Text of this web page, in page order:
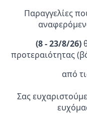
Παραγγελίες
(8 - 23/8/26)
προτεραιότητας
από
Σας